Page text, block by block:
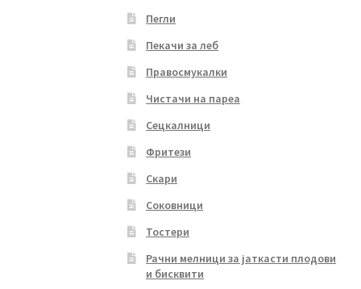
Пегли
Пекачи за леб
Правосмукалки
Чистачи на пареа
Сецкалници
Фритези
Скари
Соковници
Тостери
Рачни мелници за јаткасти плодови
и бисквити